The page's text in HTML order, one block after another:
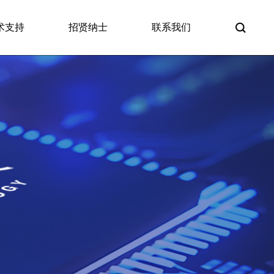
支持 招贤纳士 联系我们